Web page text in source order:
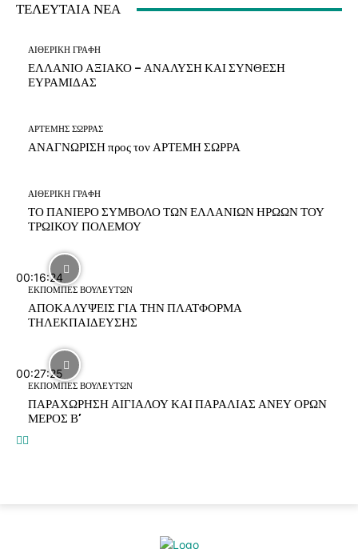
ΤΕΛΕΥΤΑΙΑ ΝΕΑ
ΑΙΘΕΡΙΚΗ ΓΡΑΦΗ
ΕΛΛΑΝΙΟ ΑΞΙΑΚΟ – ΑΝΑΛΥΣΗ ΚΑΙ ΣΥΝΘΕΣΗ
ΕΥΡΑΜΙΔΑΣ
ΑΡΤΕΜΗΣ ΣΩΡΡΑΣ
ΑΝΑΓΝΩΡΙΣΗ προς τον ΑΡΤΕΜΗ ΣΩΡΡΑ
ΑΙΘΕΡΙΚΗ ΓΡΑΦΗ
ΤΟ ΠΑΝΙΕΡΟ ΣΥΜΒΟΛΟ ΤΩΝ ΕΛΛΑΝΙΩΝ ΗΡΩΩΝ ΤΟΥ
ΤΡΩΙΚΟΥ ΠΟΛΕΜΟΥ
00:16:24
ΕΚΠΟΜΠΕΣ ΒΟΥΛΕΥΤΩΝ
ΑΠΟΚΑΛΥΨΕΙΣ ΓΙΑ ΤΗΝ ΠΛΑΤΦΟΡΜΑ
ΤΗΛΕΚΠΑΙΔΕΥΣΗΣ
00:27:25
ΕΚΠΟΜΠΕΣ ΒΟΥΛΕΥΤΩΝ
ΠΑΡΑΧΩΡΗΣΗ ΑΙΓΙΑΛΟΥ ΚΑΙ ΠΑΡΑΛΙΑΣ ΑΝΕΥ ΟΡΩΝ
ΜΕΡΟΣ Β’